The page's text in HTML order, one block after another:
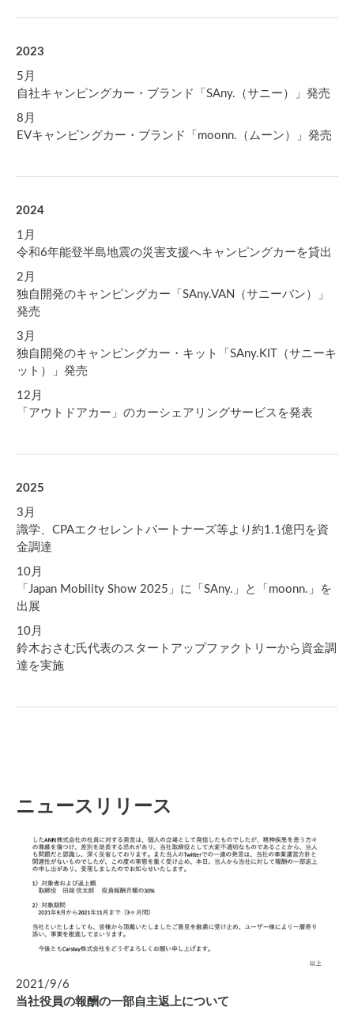
2023
5月
自社キャンピングカー・ブランド「SAny.（サニー）」発売
8月
EVキャンピングカー・ブランド「moonn.（ムーン）」発売
2024
1月
令和6年能登半島地震の災害支援へキャンピングカーを貸出
2月
独自開発のキャンピングカー「SAny.VAN（サニーバン）」
発売
3月
独自開発のキャンピングカー・キット「SAny.KIT（サニーキ
ット）」発売
12月
「アウトドアカー」のカーシェアリングサービスを発表
2025
3月
識学、CPAエクセレントパートナーズ等より約1.1億円を資
金調達
10月
「Japan Mobility Show 2025」に「SAny.」と「moonn.」を
出展
10月
鈴木おさむ氏代表のスタートアップファクトリーから資金調
達を実施
ニュースリリース
2021/9/6
当社役員の報酬の一部自主返上について